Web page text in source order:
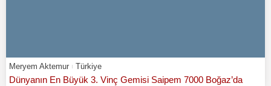
Meryem Aktemur Türkiye
Dünyanın En Büyük 3. Vinç Gemisi Saipem 7000 Boğaz’da